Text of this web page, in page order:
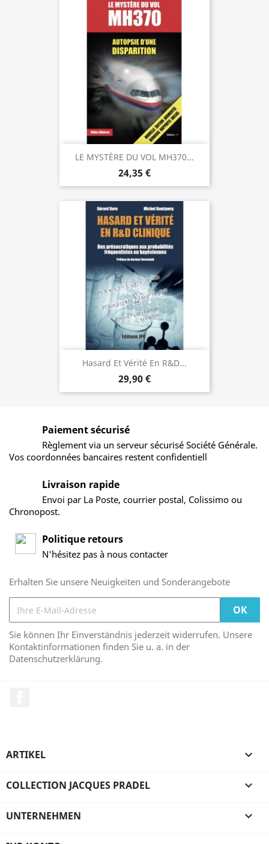
LE MYSTÈRE DU VOL MH370...
24,35 €
Hasard Et Vérité En R&D...
29,90 €
Paiement sécurisé
Règlement via un serveur sécurisé Société Générale.
Vos coordonnées bancaires restent confidentiell
Livraison rapide
Envoi par La Poste, courrier postal, Colissimo ou
Chronopost.
Politique retours
N'hésitez pas à nous contacter
Erhalten Sie unsere Neuigkeiten und Sonderangebote
Sie können Ihr Einverständnis jederzeit widerrufen. Unsere
Kontaktinformationen finden Sie u. a. in der
Datenschutzerklärung.
ARTIKEL 
COLLECTION JACQUES PRADEL 
UNTERNEHMEN 